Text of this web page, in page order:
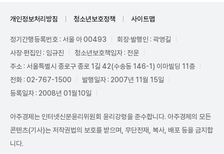
개인정보처리방침 청소년보호정책 사이트맵
정기간행등록번호 : 서울 아 00493
회장·발행인 : 곽영길
사장·편집인 : 임규진
청소년보호책임자 : 전운
주소 : 서울특별시 종로구 종로 1길 42(수송동 146-1) 이마빌딩 11층
전화 : 02-767-1500
발행일자 : 2007년 11월 15일
등록일자 : 2008년 01월10일
아주경제는 인터넷신문윤리위원회 윤리강령을 준수합니다. 아주경제의 모든
콘텐츠(기사)는 저작권법의 보호를 받으며, 무단전재, 복사, 배포 등을 금지합
니다.